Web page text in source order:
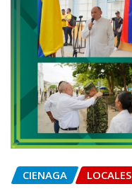
CIENAGA LOCALES